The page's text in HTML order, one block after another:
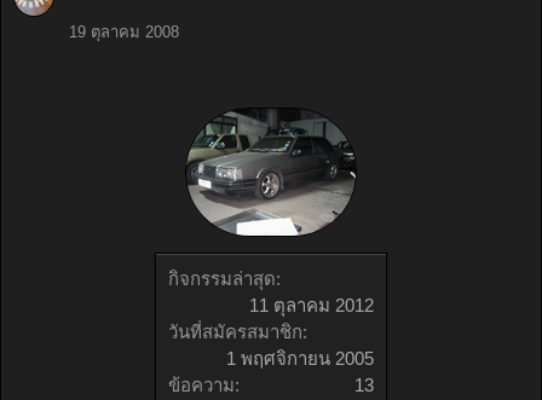
กิจกรรมล่าสุด:
11 ตุลาคม 2012
วันที่สมัครสมาชิก:
1 พฤศจิกายน 2005
ข้อความ:
13
19 ตุลาคม 2008